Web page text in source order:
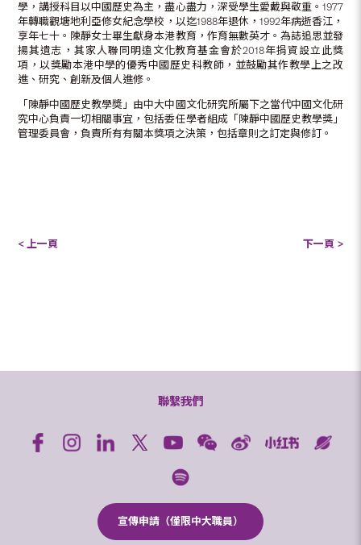
學，講授科目以中國歷史為主，盡心盡力，深受學生愛戴與敬重。1977
年轉職觀塘地利亞修女紀念學校，以迄1988年退休，1992年病逝香江，
享年七十。陳靜女士畢生獻身本港教育，作育無數英才。為誌追思並發
揚其遺志，其家人聯同明遠文化教育基金會於2018年捐資設立此獎
項，以獎勵本港中學的優秀中國歷史科教師，並鼓勵其作教學上之改
進、研究、創新及個人進修。
「陳靜中國歷史教學奬」由中大中國文化研究所屬下之當代中國文化研
究中心負責一切相關事宜，包括委任學者組成「陳靜中國歷史教學獎」
管理委員會，負責所有有關本獎項之決策，包括章則之訂定與修訂。
< 上一頁 下一頁 >
聯繫我們
宣傳申請（僅限中大職員）